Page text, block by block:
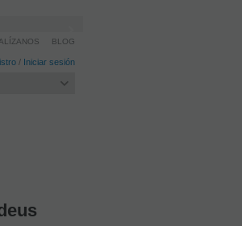
/ Iniciar sesión
BLOG